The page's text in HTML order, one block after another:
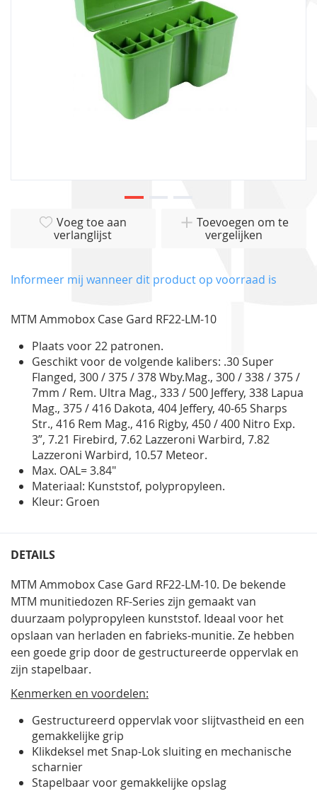
van
gallerij
Voeg toe aan
verlanglijst
Toevoegen om te
vergelijken
Informeer mij wanneer dit product op voorraad is
MTM Ammobox Case Gard RF22-LM-10
Plaats voor 22 patronen.
Geschikt voor de volgende kalibers: .30 Super
Flanged, 300 / 375 / 378 Wby.Mag., 300 / 338 / 375 /
7mm / Rem. Ultra Mag., 333 / 500 Jeffery, 338 Lapua
Mag., 375 / 416 Dakota, 404 Jeffery, 40-65 Sharps
Str., 416 Rem Mag., 416 Rigby, 450 / 400 Nitro Exp.
3”, 7.21 Firebird, 7.62 Lazzeroni Warbird, 7.82
Lazzeroni Warbird, 10.57 Meteor.
Max. OAL= 3.84"
Materiaal: Kunststof, polypropyleen.
Kleur: Groen
DETAILS
MTM Ammobox Case Gard RF22-LM-10. De bekende
MTM munitiedozen RF-Series zijn gemaakt van
duurzaam polypropyleen kunststof. Ideaal voor het
opslaan van herladen en fabrieks-munitie. Ze hebben
een goede grip door de gestructureerde oppervlak en
zijn stapelbaar.
Kenmerken en voordelen:
Gestructureerd oppervlak voor slijtvastheid en een
gemakkelijke grip
Klikdeksel met Snap-Lok sluiting en mechanische
scharnier
Stapelbaar voor gemakkelijke opslag